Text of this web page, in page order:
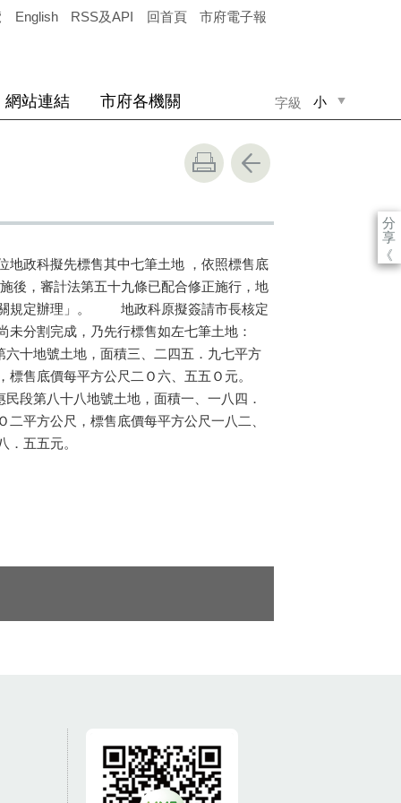
English RSS及API 回首頁 市府電子報
字級 小
網站連結 市府各機關
分
享
《
地政科擬先標售其中七筆土地 ，依照標售底
後，審計法第五十九條已配合修正施行，地
關規定辦理」。 地政科原擬簽請市長核定
未分割完成，乃先行標售如左七筆土地：
十地號土地，面積三、二四五．九七平方
售底價每平方公尺二Ｏ六、五五Ｏ元。
第八十八地號土地，面積一、一八四．
平方公尺，標售底價每平方公尺一八二、
五五元。